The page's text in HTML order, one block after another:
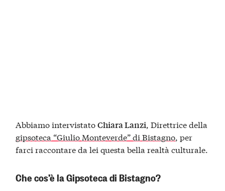
Abbiamo intervistatoChiara Lanzi, Direttrice della
gipsoteca “Giulio Monteverde” di Bistagno, per
farci raccontare da lei questa bella realtà culturale.
Che cos’è la Gipsoteca di Bistagno?